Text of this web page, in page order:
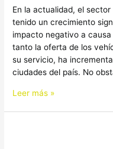
En la actualidad, el
tenido un crecimiento
impacto negativo a causa
tanto la oferta de los
su servicio, ha
ciudades del país. No
TAXISTAS
Leer más »